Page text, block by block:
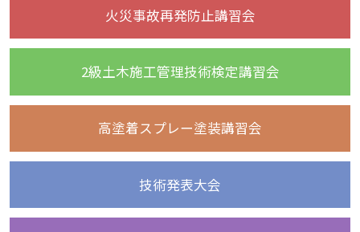
火災事故再発防止講習会
2級土木施工管理技術検定講習会
高塗着スプレー塗装講習会
技術発表大会